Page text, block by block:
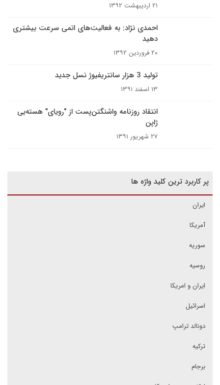
۲۱ اردیبهشت ۱۳۹۲
احمدی نژاد: به فعالیت‌های اتمی سرعت بیشتری
دهید
۲۰ فروردین ۱۳۹۲
تولید 3 هزار سانتریفیوژ نسل جدید
۱۳ اسفند ۱۳۹۱
انتقاد روزنامه واشنگتن‌پست از "رویای" هسته‌یی
ژاپن
۲۷ شهریور ۱۳۹۱
پر کاربرد ترین کلید واژه ها
ایران
آمریکا
سوریه
روسیه
ایران و امریکا
اسرائیل
دونالد ترامپ
ترکیه
برجام